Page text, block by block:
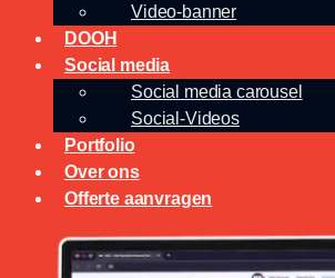
Video-banner
DOOH
Social media
Social media carousel
Social-Videos
Portfolio
Over ons
Offerte aanvragen